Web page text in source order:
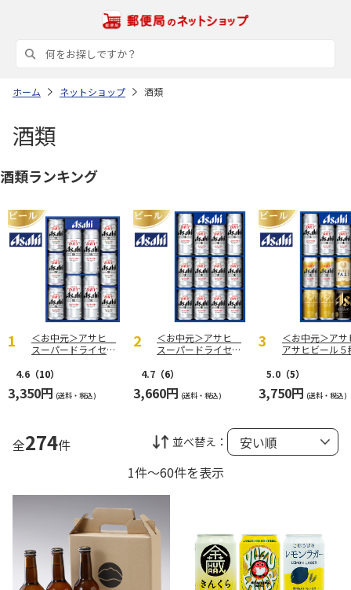
ホーム ネットショップ 酒類
酒類
酒類ランキング
＜お中元＞アサヒ
スーパードライセッ
4.6 （10）
3,350円 (送料・税込)
＜お中元＞アサヒ
スーパードライセッ
4.7 （6）
3,660円 (送料・税込)
＜お中元＞ア
アサヒビール５
5.0 （5）
3,750円 (送料・税込)
全274件 並べ替え：
1件～60件を表示